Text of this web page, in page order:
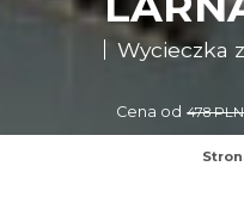
Wycieczka
Cena od 478